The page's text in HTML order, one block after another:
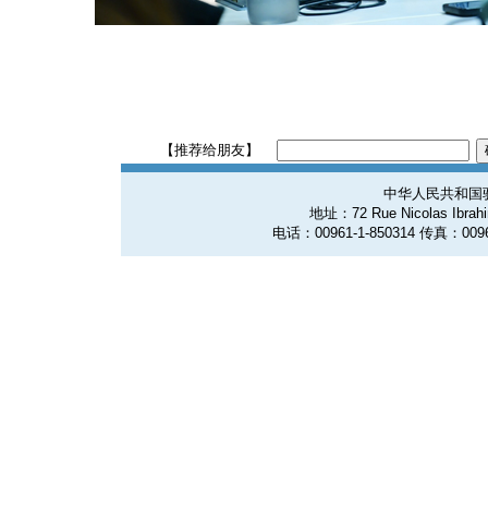
【推荐给朋友】
中华人民共和国
地址：72 Rue Nicolas
电话：00961-1-850314 传真：